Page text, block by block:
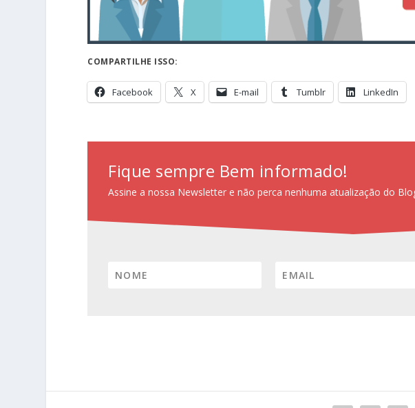
COMPARTILHE ISSO:
Facebook X E-mail Tumblr LinkedIn
Fique sempre Bem informado!
Assine a nossa Newsletter e não perca nenhuma atualização do